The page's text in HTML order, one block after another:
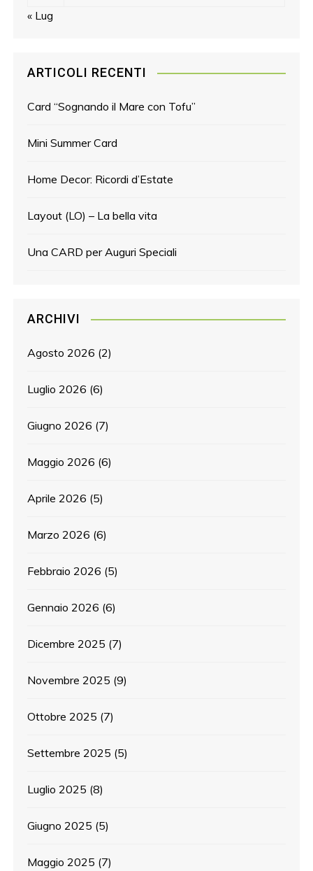
« Lug
ARTICOLI RECENTI
Card “Sognando il Mare con Tofu”
Mini Summer Card
Home Decor: Ricordi d’Estate
Layout (LO) – La bella vita
Una CARD per Auguri Speciali
ARCHIVI
Agosto 2026 (2)
Luglio 2026 (6)
Giugno 2026 (7)
Maggio 2026 (6)
Aprile 2026 (5)
Marzo 2026 (6)
Febbraio 2026 (5)
Gennaio 2026 (6)
Dicembre 2025 (7)
Novembre 2025 (9)
Ottobre 2025 (7)
Settembre 2025 (5)
Luglio 2025 (8)
Giugno 2025 (5)
Maggio 2025 (7)